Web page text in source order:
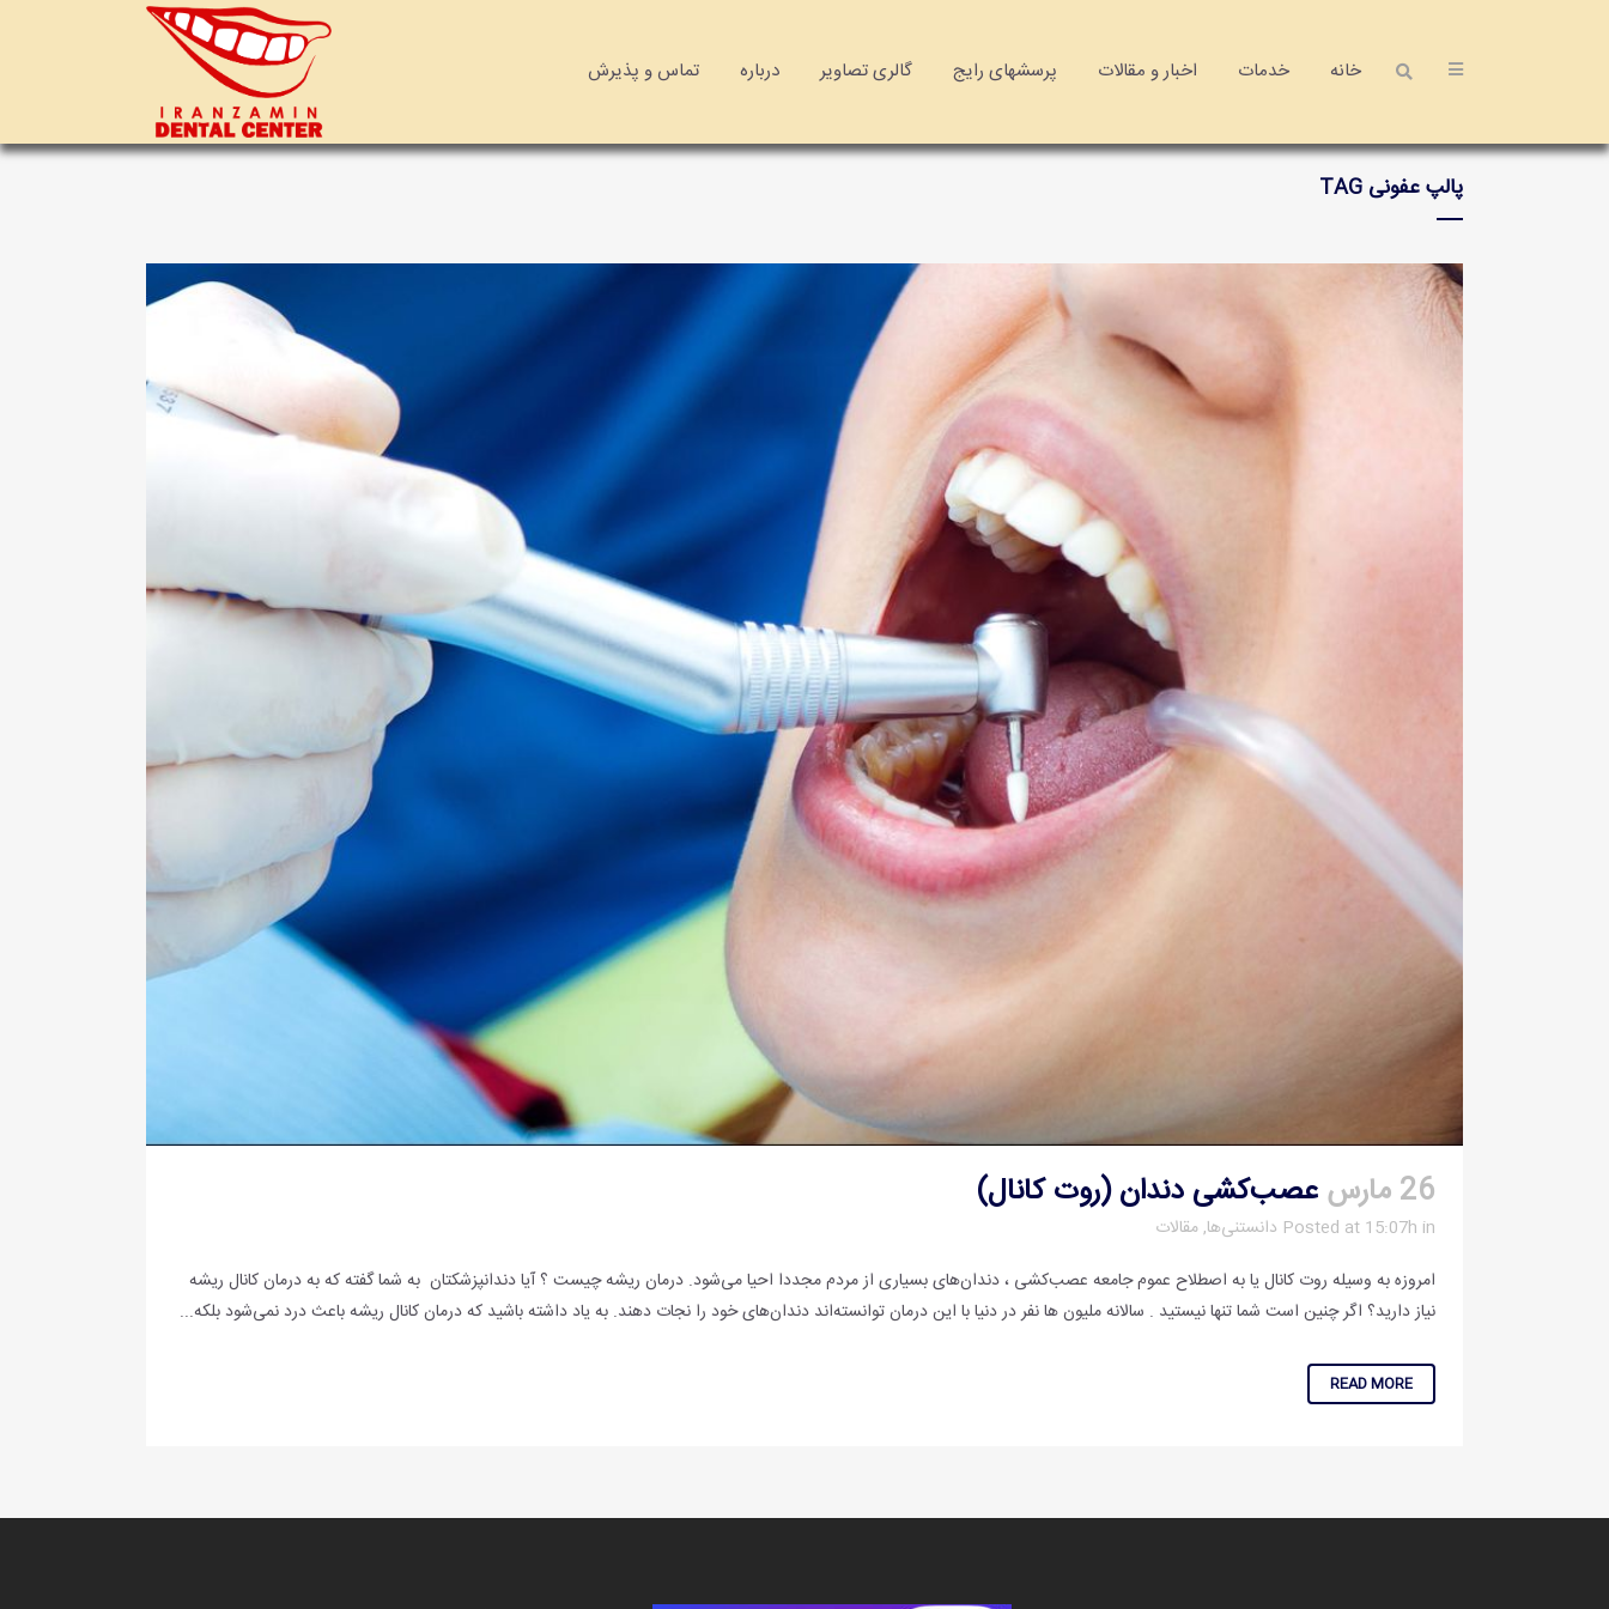
خانه خدمات اخبار و مقالات پرسشهای رایج گالری تصاویر درباره تماس و پذیرش
پالپ عفونی TAG
26 مارس عصب‌کشی دندان (روت کانال)
Posted at 15:07h in دانستنی‌ها,مقالات
امروزه به وسیله روت کانال یا به اصطلاح عموم جامعه عصب‌کشی ، دندان‌های بسیاری از مردم مجددا احیا می‌شود. درمان ریشه چیست ؟ آیا دندانپزشکتان به شما گفته که به درمان کانال ریشه
نیاز دارید؟ اگر چنین است شما تنها نیستید . سالانه ملیون ها نفر در دنیا با این درمان توانسته‌اند دندان‌های خود را نجات دهند. به یاد داشته باشید که درمان کانال ریشه باعث درد نمی‌شود بلکه...
READ MORE